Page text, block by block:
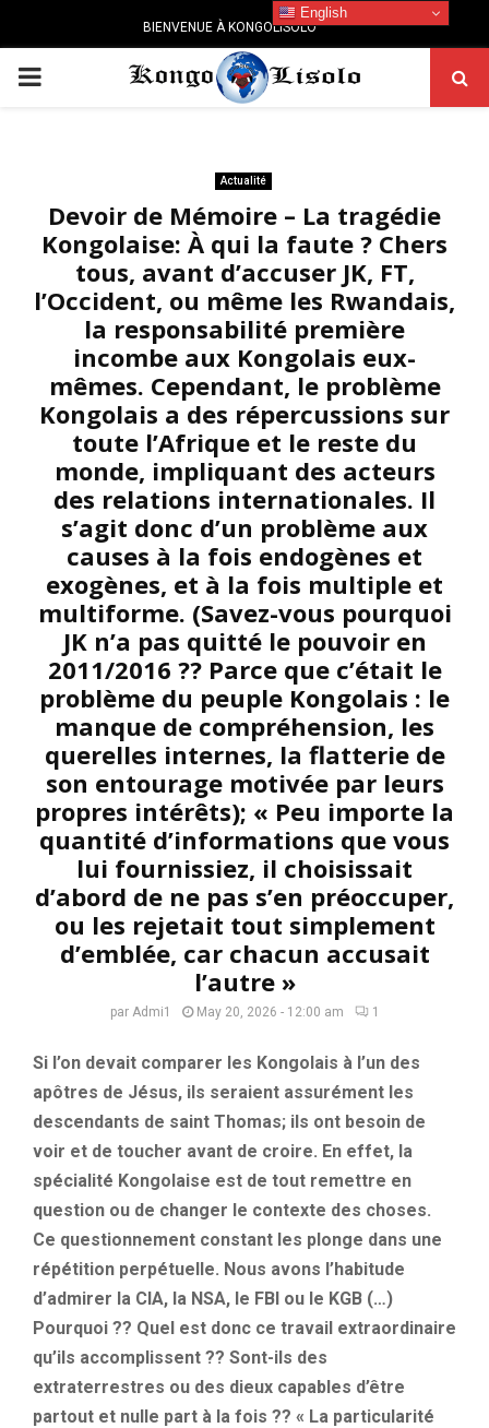
BIENVENUE À KONGOLISOLO
PRIMARY
Actualité
Devoir de Mémoire – La tragédie
Kongolaise: À qui la faute ? Chers
tous, avant d’accuser JK, FT,
l’Occident, ou même les Rwandais,
la responsabilité première
incombe aux Kongolais eux-
mêmes. Cependant, le problème
Kongolais a des répercussions sur
toute l’Afrique et le reste du
monde, impliquant des acteurs
des relations internationales. Il
s’agit donc d’un problème aux
causes à la fois endogènes et
exogènes, et à la fois multiple et
multiforme. (Savez-vous pourquoi
JK n’a pas quitté le pouvoir en
2011/2016 ?? Parce que c’était le
problème du peuple Kongolais : le
manque de compréhension, les
querelles internes, la flatterie de
son entourage motivée par leurs
propres intérêts); « Peu importe la
quantité d’informations que vous
lui fournissiez, il choisissait
d’abord de ne pas s’en préoccuper,
ou les rejetait tout simplement
d’emblée, car chacun accusait
l’autre »
par Admi1 May 20, 2026 - 12:00 am 1
Si l’on devait comparer les Kongolais à l’un des
apôtres de Jésus, ils seraient assurément les
descendants de saint Thomas; ils ont besoin de
voir et de toucher avant de croire. En effet, la
spécialité Kongolaise est de tout remettre en
question ou de changer le contexte des choses.
Ce questionnement constant les plonge dans une
répétition perpétuelle. Nous avons l’habitude
d’admirer la CIA, la NSA, le FBI ou le KGB (…)
Pourquoi ?? Quel est donc ce travail extraordinaire
qu’ils accomplissent ?? Sont-ils des
extraterrestres ou des dieux capables d’être
partout et nulle part à la fois ?? « La particularité
English